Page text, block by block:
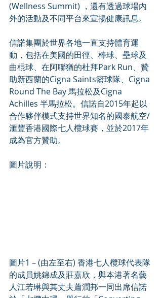
(Wellness Summit) ，還有透過球場內
外的活動及不同平台來宣揚健康訊息。
信諾集團於世界各地一直支持體育運
動，包括在美國的田徑、棒球、壘球及
曲棍球、在阿聯猶的杜拜Park Run、贊
助新西蘭的Cigna Saints籃球隊、Cigna
Round The Bay 馬拉松及Cigna
Achilles 半馬拉松。信諾自2015年起以
合作夥伴模式支持世界知名的國泰航空/
滙豐香港國際七人欖球賽，並於2017年
成為官方贊助。
圖片說明：
圖片1 – (由左至右) 香港七人欖球代表隊
的成員姚錦成及莊嘉欣，與本港著名藝
人江若琳與其丈夫蕭潤邦一同出席信諾